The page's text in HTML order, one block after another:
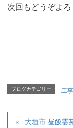
次回もどうぞよろ
ブログカテゴリー 工
大垣市 昼飯霊